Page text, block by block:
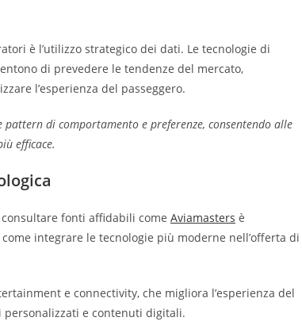
è l’utilizzo strategico dei dati. Le tecnologie di
di prevedere le tendenze del mercato,
l’esperienza del passeggero.
di comportamento e preferenze, consentendo alle
efficace.
fonti affidabili come Aviamasters è
integrare le tecnologie più moderne nell’offerta di
e connectivity, che migliora l’esperienza del
personalizzati e contenuti digitali.